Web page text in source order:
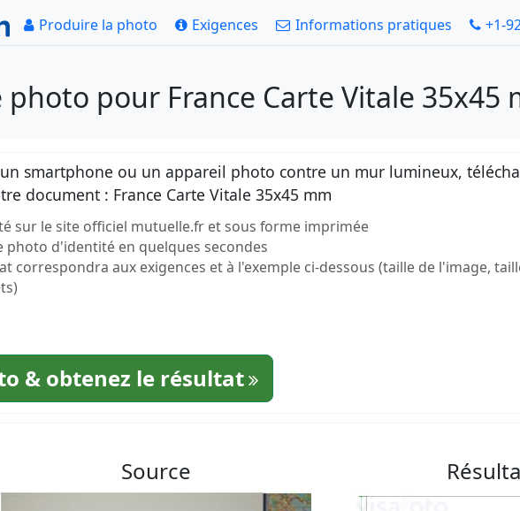
Produire la photo Exigences Informations pratiques +1-
photo pour France Carte Vitale 35x45
smartphone ou un appareil photo contre un mur lumineux,
document : France Carte Vitale 35x45 mm
sur le site officiel mutuelle.fr et sous forme imprimée
photo d'identité en quelques secondes
correspondra aux exigences et à l'exemple ci-dessous (taille de l'image,
& obtenez le résultat
Source